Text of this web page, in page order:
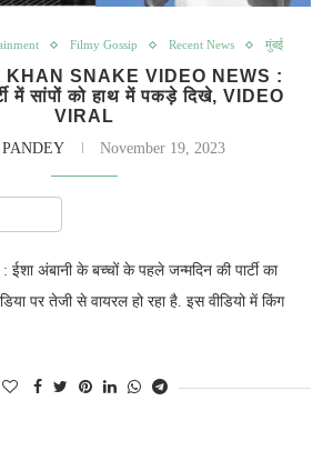
Filmy Gossip Recent News मुंबई
SNAKE VIDEO NEWS :
में सांपों को हाथ में पकड़े दिखे, VIDEO
VIRAL
November 19, 2023
अंबानी के बच्चों के पहले जन्मदिन की पार्टी का
पर तेजी से वायरल हो रहा है. इस वीडियो में किंग